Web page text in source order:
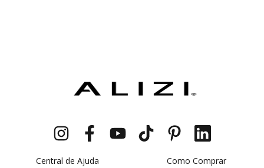
Central de Ajuda
Como Comprar